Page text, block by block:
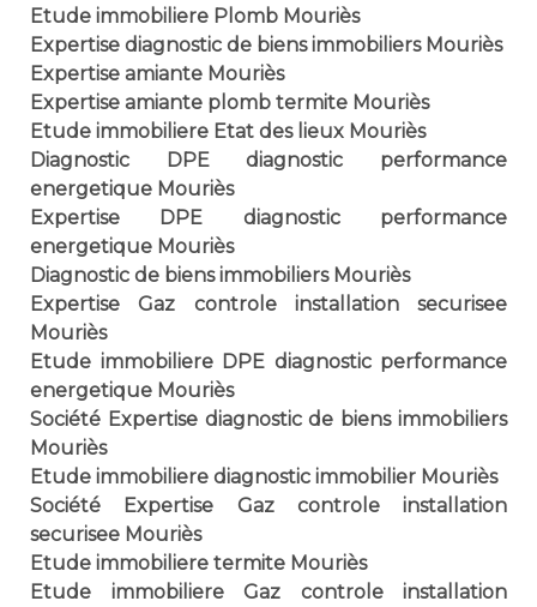
Etude immobiliere Plomb Mouriès
Expertise diagnostic de biens immobiliers Mouriès
Expertise amiante Mouriès
Expertise amiante plomb termite Mouriès
Etude immobiliere Etat des lieux Mouriès
Diagnostic DPE diagnostic performance
energetique Mouriès
Expertise DPE diagnostic performance
energetique Mouriès
Diagnostic de biens immobiliers Mouriès
Expertise Gaz controle installation securisee
Mouriès
Etude immobiliere DPE diagnostic performance
energetique Mouriès
Société Expertise diagnostic de biens immobiliers
Mouriès
Etude immobiliere diagnostic immobilier Mouriès
Société Expertise Gaz controle installation
securisee Mouriès
Etude immobiliere termite Mouriès
Etude immobiliere Gaz controle installation